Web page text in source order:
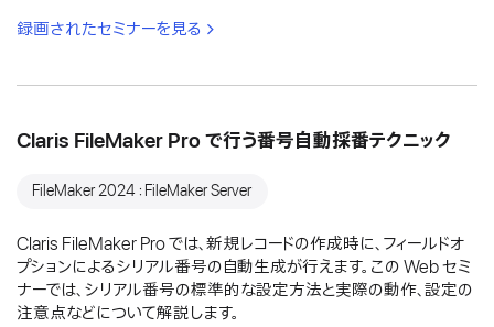
録画されたセミナーを見る
Claris FileMaker Pro で行う番号自動採番テクニック
FileMaker 2024：FileMaker Server
Claris FileMaker Pro では、新規レコードの作成時に、フィールドオ
プションによるシリアル番号の自動生成が行えます。この Web セミ
ナーでは、シリアル番号の標準的な設定方法と実際の動作、設定の
注意点などについて解説します。